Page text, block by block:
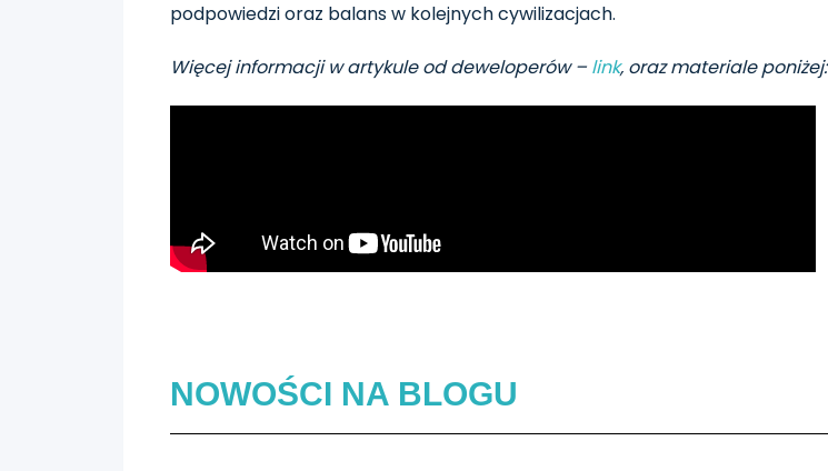
podpowiedzi oraz balans w kolejnych cywilizacjach.
Więcej informacji w artykule od deweloperów – link, oraz materiale poniżej:
NOWOŚCI NA BLOGU